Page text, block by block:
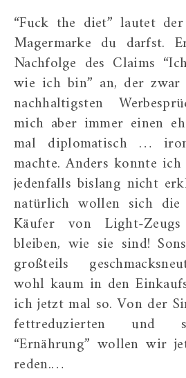
“Fuck the diet” lautet der neue Slogan der
Magermarke du darfst.
Nachfolge des Claims
wie ich bin” an, der zwar
nachhaltigsten
mich aber immer einen
mal diplomatisch …
machte. Anders konnte
jedenfalls bislang nicht
natürlich wollen sich die
Käufer von Light-
bleiben, wie sie sind!
großteils
wohl kaum in den
ich jetzt mal so. Von der
fettreduzierten und
“Ernährung” wollen wir
reden.…